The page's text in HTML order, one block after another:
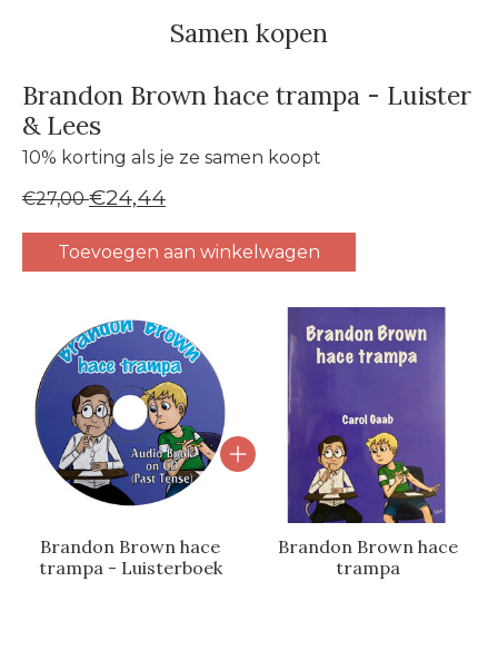
Samen kopen
Brandon Brown hace trampa - Luister
& Lees
10% korting als je ze samen koopt
€27,00€24,44
Toevoegen aan winkelwagen
Carrousel van gebundelde producten
Brandon Brown hace
trampa - Luisterboek
Brandon Brown hace
trampa